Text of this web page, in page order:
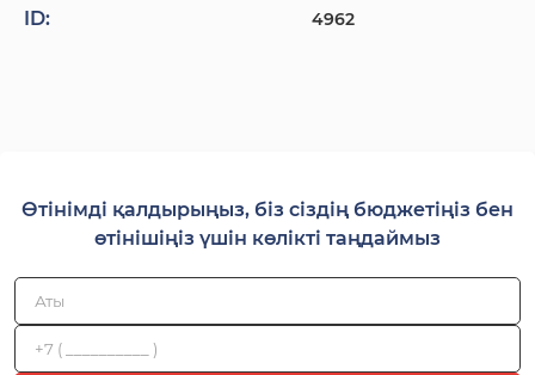
ID: 4962
Өтінімді қалдырыңыз, біз сіздің бюджетіңіз бен
өтінішіңіз үшін көлікті таңдаймыз